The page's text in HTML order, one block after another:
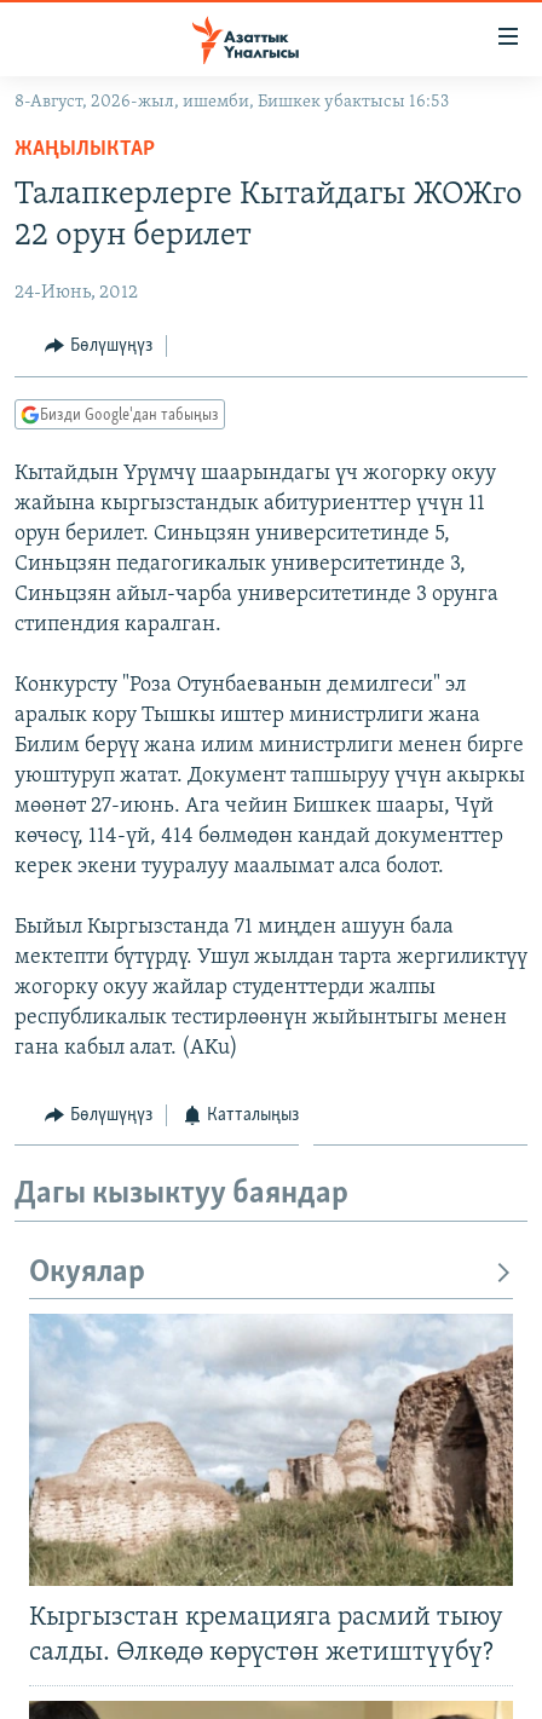
Навигацияга
өтүңүз
Издөөгө
салыңызКЫРГЫЗСТАН
ЭКОНОМИКА
МАДАНИЯТ
БОРБОР АЗИЯ
УКРАИНА
АТАЙЫН ИЛИКТӨӨ
ТВ ПРОГРАММАЛАР
ЭКСПЕРТТЕР ТАЛДАЙТ
БИЗ ЖАНА ДҮЙНӨ
ДАНИСТЕ
ЭЖЕ-СИҢДИЛЕР
АЗАТТЫК+
ӨЗГӨЧӨ ПИКИР
Русский
ОНЛАЙН ШЕРИНЕ
ЭЕ/АРнун бардык сайттары
8-Август, 2026-жыл, ишемби, Бишкек убактысы 16:53
ЖАҢЫЛЫКТАР
Талапкерлерге Кытайдагы ЖОЖго
22 орун берилет
24-Июнь, 2012
Бөлүшүңүз
Бизди Google'дан табыңыз
Кытайдын Үрүмчү шаарындагы үч жогорку окуу
жайына кыргызстандык абитуриенттер үчүн 11
орун берилет. Синьцзян университетинде 5,
Синьцзян педагогикалык университетинде 3,
Синьцзян айыл-чарба университетинде 3 орунга
стипендия каралган.
Конкурсту "Роза Отунбаеванын демилгеси" эл
аралык кору Тышкы иштер министрлиги жана
Билим берүү жана илим министрлиги менен бирге
уюштуруп жатат. Документ тапшыруу үчүн акыркы
мөөнөт 27-июнь. Ага чейин Бишкек шаары, Чүй
көчөсү, 114-үй, 414 бөлмөдөн кандай документтер
керек экени тууралуу маалымат алса болот.
Быйыл Кыргызстанда 71 миңден ашуун бала
мектепти бүтүрдү. Ушул жылдан тарта жергиликтүү
жогорку окуу жайлар студенттерди жалпы
республикалык тестирлөөнүн жыйынтыгы менен
гана кабыл алат. (AKu)
Бөлүшүңүз Катталыңыз
Дагы кызыктуу баяндар
Окуялар
Кыргызстан кремацияга расмий тыюу
салды. Өлкөдө көрүстөн жетиштүүбү?